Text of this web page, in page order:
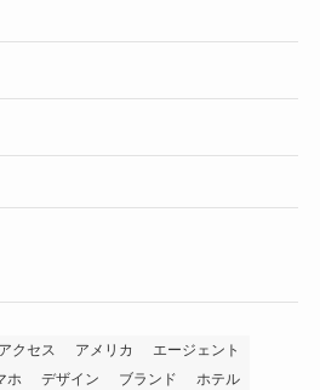
アクセス アメリカ
エージェント
ホ デザイン ブランド
ホテル